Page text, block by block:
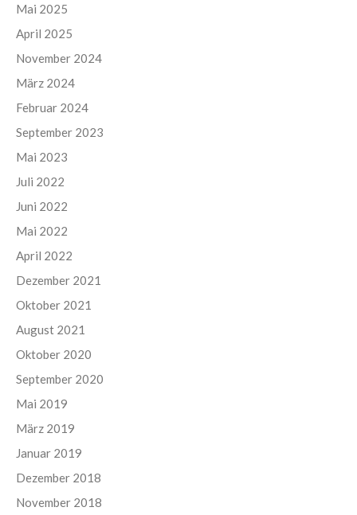
Mai 2025
April 2025
November 2024
März 2024
Februar 2024
September 2023
Mai 2023
Juli 2022
Juni 2022
Mai 2022
April 2022
Dezember 2021
Oktober 2021
August 2021
Oktober 2020
September 2020
Mai 2019
März 2019
Januar 2019
Dezember 2018
November 2018